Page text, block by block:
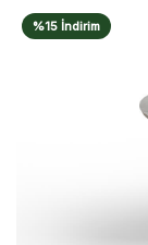
%15 İndirim